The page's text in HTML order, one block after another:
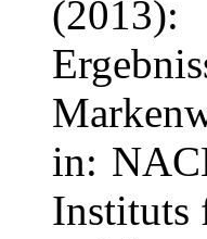
in:
Instituts